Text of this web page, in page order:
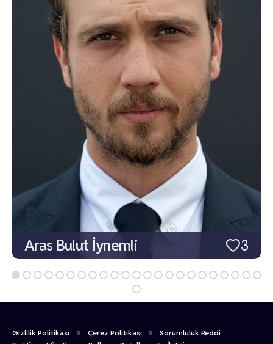
3
Aras Bulut İynemli
Gizlilik Politikası Çerez Politikası
Sorumluluk Reddi